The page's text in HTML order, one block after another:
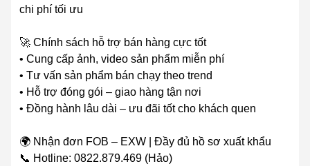
chi phí tối ưu
🚀 Chính sách hỗ trợ bán hàng cực tốt
• Cung cấp ảnh, video sản phẩm miễn phí
• Tư vấn sản phẩm bán chạy theo trend
• Hỗ trợ đóng gói – giao hàng tận nơi
• Đồng hành lâu dài – ưu đãi tốt cho khách quen
🌍 Nhận đơn FOB – EXW | Đầy đủ hồ sơ xuất khẩu
📞 Hotline: 0822.879.469 (Hảo)